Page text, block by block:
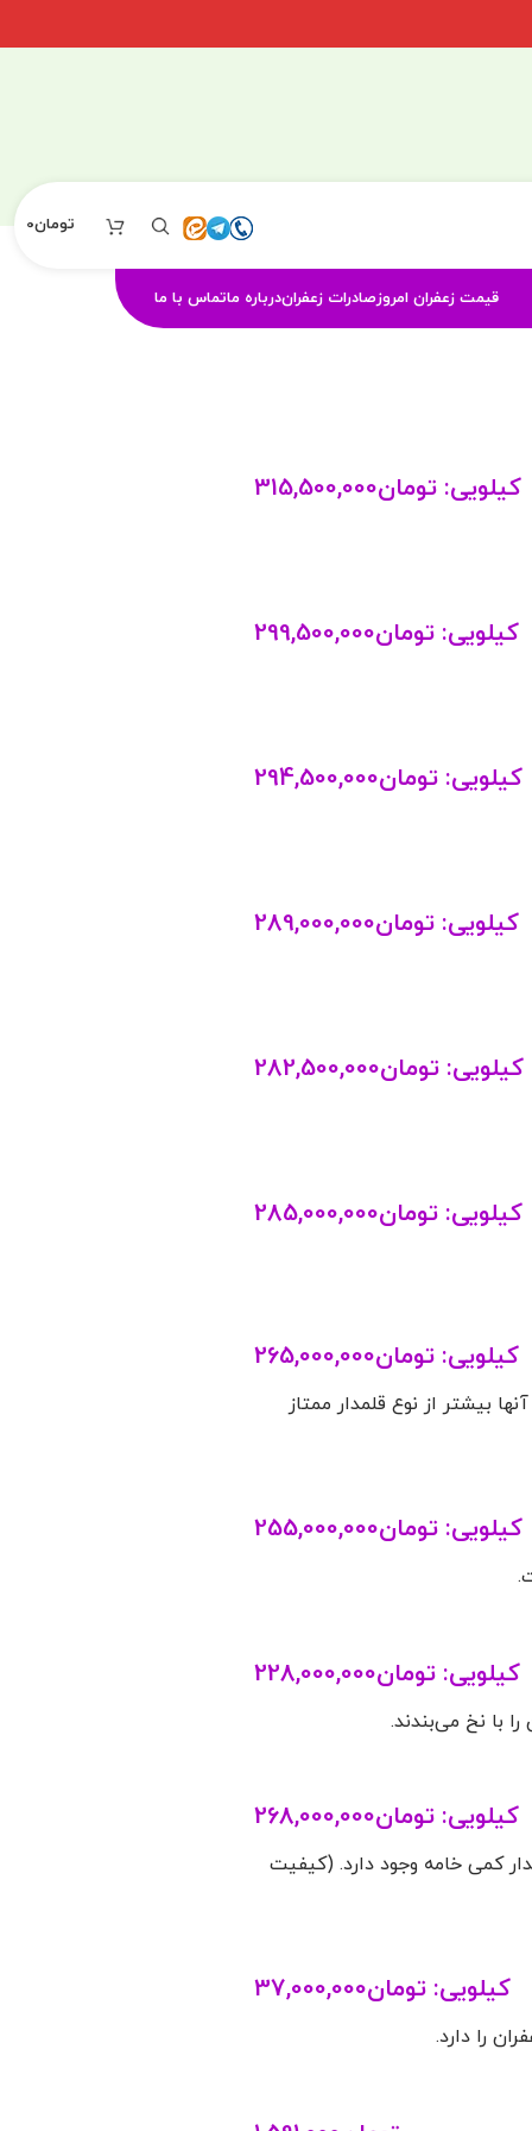
تومان0
قیمت زعفران امروزصادرات زعفراندرباره ماتماس با ما
کیلویی: تومان315,500,000
کیلویی: تومان299,500,000
کیلویی: تومان294,500,000
کیلویی: تومان289,000,000
کیلویی: تومان282,500,000
کیلویی: تومان285,000,000
کیلویی: تومان265,000,000
بیشتر از نوع قلمدار ممتاز
کیلویی: تومان255,000,000
کیلویی: تومان228,000,000
با نخ می‌بندند.
کیلویی: تومان268,000,000
کمی خامه وجود دارد. (کیفیت
کیلویی: تومان37,000,000
را دارد.